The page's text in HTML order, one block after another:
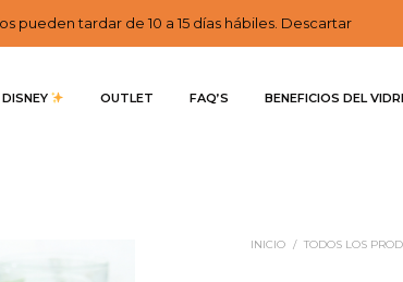
pueden tardar de 10 a 15 días hábiles. Descartar
DISNEY OUTLET FAQ’S BENEFICIOS DEL
INICIO / TODOS LOS